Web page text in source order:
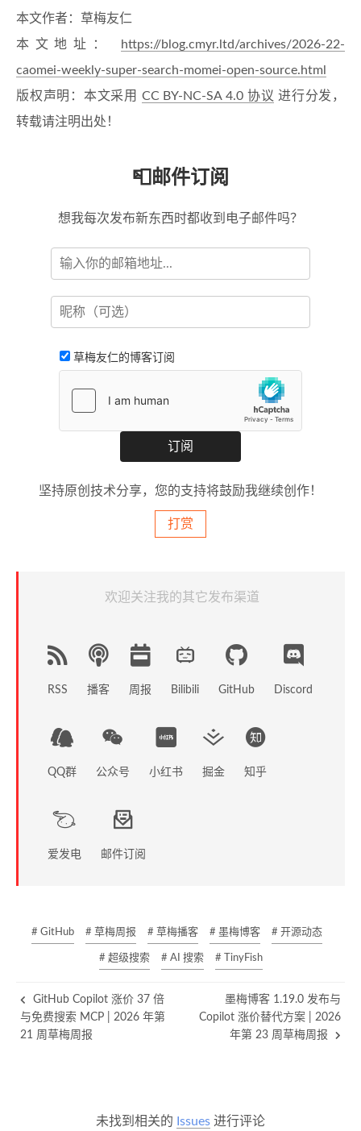
本文作者：草梅友仁
本文地址：
https://blog.cmyr.ltd/archives/2026-22-
caomei-weekly-super-search-momei-open-source.html
版权声明：本文采用 CC BY-NC-SA 4.0 协议 进行分发，
转载请注明出处！
📮邮件订阅
想我每次发布新东西时都收到电子邮件吗？
草梅友仁的博客订阅
坚持原创技术分享，您的支持将鼓励我继续创作！
打赏
欢迎关注我的其它发布渠道
RSS 播客 周报 Bilibili GitHub Discord
QQ群 公众号 小红书 掘金 知乎
爱发电 邮件订阅
# GitHub # 草梅周报 # 草梅播客 # 墨梅博客 # 开源动态
# 超级搜索 # AI 搜索 # TinyFish
GitHub Copilot 涨价 37 倍
与免费搜索 MCP | 2026 年第
21 周草梅周报
墨梅博客 1.19.0 发布与
Copilot 涨价替代方案 | 2026
年第 23 周草梅周报
未找到相关的 Issues 进行评论